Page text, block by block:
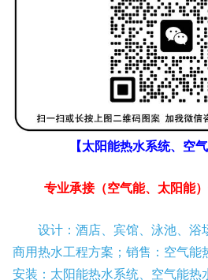
【太阳能热水系统、空
专业承接（空气能、太阳能
设计：酒店、宾馆、泳池、浴
商用热水工程方案；销售：空气能
安装：太阳能热水系统、空气能热